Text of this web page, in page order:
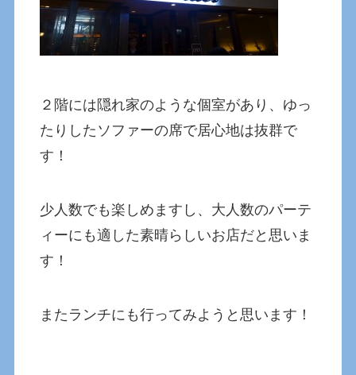
２階には隠れ家のような個室があり、ゆっ
たりしたソファーの席で居心地は抜群で
す！
少人数でも楽しめますし、大人数のパーテ
ィーにも適した素晴らしいお店だと思いま
す！
またランチにも行ってみようと思います！